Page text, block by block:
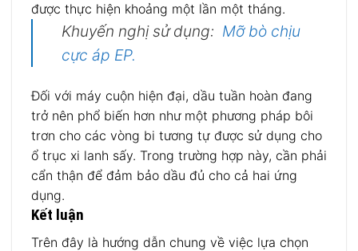
được thực hiện khoảng một lần một tháng.
Khuyến nghị sử dụng: Mỡ bò chịu
cực áp EP.
Đối với máy cuộn hiện đại, dầu tuần hoàn đang
trở nên phổ biến hơn như một phương pháp bôi
trơn cho các vòng bi tương tự được sử dụng cho
ổ trục xi lanh sấy. Trong trường hợp này, cần phải
cẩn thận để đảm bảo dầu đủ cho cả hai ứng
dụng.
Kết luận
Trên đây là hướng dẫn chung về việc lựa chọn